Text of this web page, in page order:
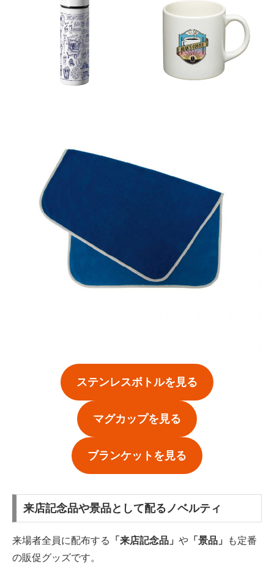
ステンレスボトルを見る
マグカップを見る
ブランケットを見る
来店記念品や景品として配るノベルティ
来場者全員に配布する 「来店記念品」 や 「景品」
も定番
の販促グッズです。